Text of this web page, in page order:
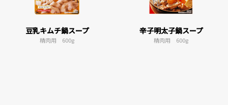
豆乳キムチ鍋スープ
精肉用 600g
辛子明太子鍋スープ
精肉用 600g